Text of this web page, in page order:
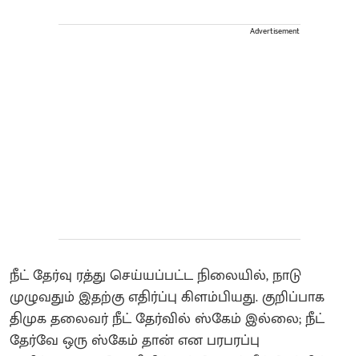
Advertisement
நீட் தேர்வு ரத்து செய்யப்பட்ட நிலையில், நாடு
முழுவதும் இதற்கு எதிர்ப்பு கிளம்பியது. குறிப்பாக
திமுக தலைவர் நீட் தேர்வில் ஸ்கேம் இல்லை; நீட்
தேர்வே ஒரு ஸ்கேம் தான் என பரபரப்பு